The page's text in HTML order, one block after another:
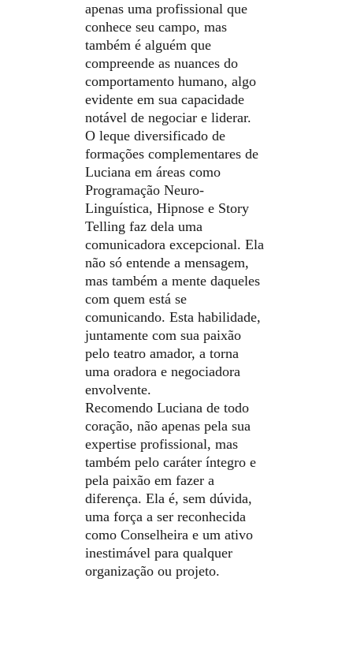
apenas uma profissional que
conhece seu campo, mas
também é alguém que
compreende as nuances do
comportamento humano, algo
evidente em sua capacidade
notável de negociar e liderar.
O leque diversificado de
formações complementares de
Luciana em áreas como
Programação Neuro-
Linguística, Hipnose e Story
Telling faz dela uma
comunicadora excepcional. Ela
não só entende a mensagem,
mas também a mente daqueles
com quem está se
comunicando. Esta habilidade,
juntamente com sua paixão
pelo teatro amador, a torna
uma oradora e negociadora
envolvente.
Recomendo Luciana de todo
coração, não apenas pela sua
expertise profissional, mas
também pelo caráter íntegro e
pela paixão em fazer a
diferença. Ela é, sem dúvida,
uma força a ser reconhecida
como Conselheira e um ativo
inestimável para qualquer
organização ou projeto.